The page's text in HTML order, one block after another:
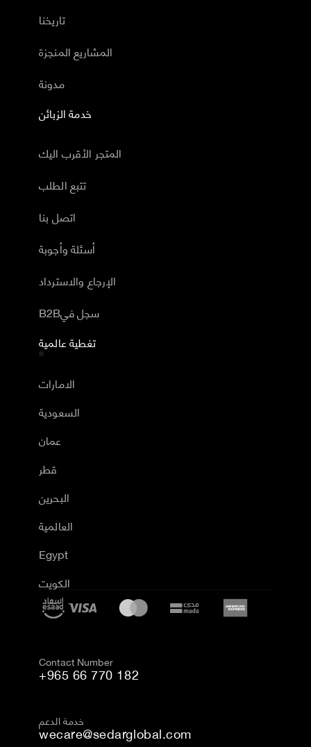
تاريخنا
المشاريع المنجزة
مدونة
خدمة الزبائن
المتجر الأقرب اليك
تتبع الطلب
اتصل بنا
أسئلة وأجوبة
الإرجاع والاسترداد
B2Bسجل في
تغطية عالمية
الامارات
السعودية
عمان
قطر
البحرين
العالمية
Egypt
الكويت
Contact Number
+965 66 770 182
خدمة الدعم
wecare@sedarglobal.com